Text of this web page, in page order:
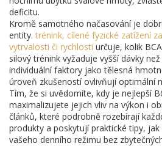
deficitu.
Kromě samotného načasování je
entity.trénink, cílené fyzické zatížení
vytrvalosti či rychlosti určuje, kolik
silový trénink vyžaduje vyšší dávky
individuální faktory jako tělesná
úroveň zkušeností ovlivňují optimální
Tím, že si uvědomíte, kdy je nejlepší
maximalizujete jejich vliv na výkon i
článků, které podrobně rozebírají
produkty a poskytují praktické tipy, jak
vašeho denního režimu bez